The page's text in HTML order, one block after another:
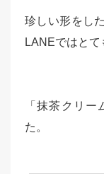
珍しい形をし
LANEではとて
「抹茶クリ
た。